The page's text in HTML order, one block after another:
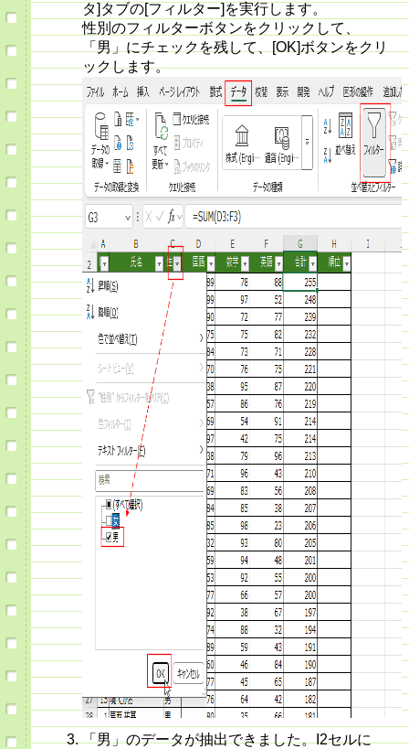
タ]タブの[フィルター]を実行します。
性別のフィルターボタンをクリックして、
「男」にチェックを残して、[OK]ボタンをクリ
ックします。
「男」のデータが抽出できました。I2セルに